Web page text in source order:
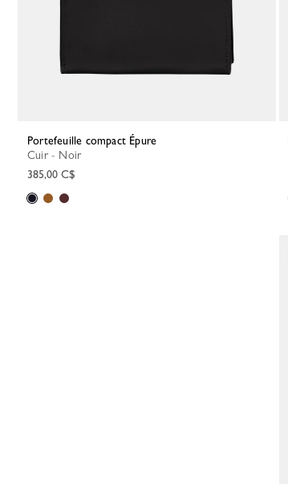
Portefeuille compact Épure
Cuir - Noir
385,00 C$